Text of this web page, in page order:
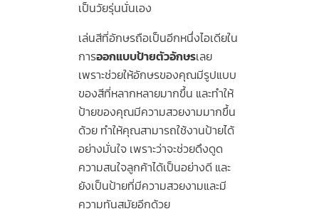
เป็นวัยรุ่นนั่นเอง
เล่นสีที่อักษรถือเป็นอีกหนึ่งไอเดียใน
การออกแบบป้ายตัวอักษรเลย
เพราะช่วยให้อักษรของคุณมีรูปแบบ
ของสีที่หลากหลายมากขึ้น และทำให้
ป้ายของคุณมีความสวยงามมากขึ้น
ด้วย ทำให้คุณสามารถใช้งานป้ายได้
อย่างมั่นใจ เพราะว่าจะช่วยดึงดูด
ความสนใจลูกค้าได้เป็นอย่างดี และ
ยังเป็นป้ายที่มีความสวยงามและมี
ความทันสมัยอีกด้วย